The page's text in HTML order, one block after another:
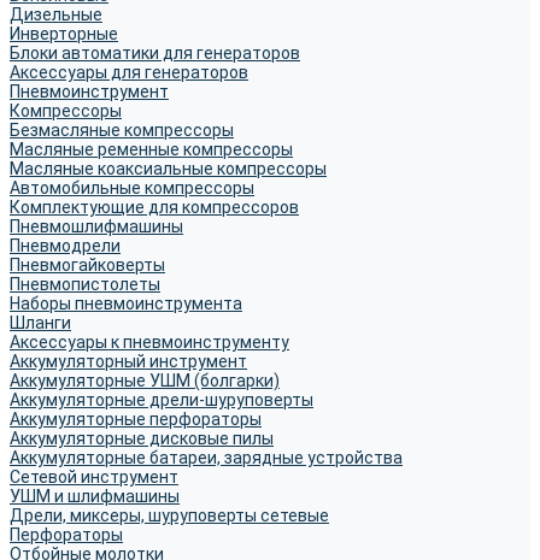
Дизельные
Инверторные
Блоки автоматики для генераторов
Аксессуары для генераторов
Пневмоинструмент
Компрессоры
Безмасляные компрессоры
Масляные ременные компрессоры
Масляные коаксиальные компрессоры
Автомобильные компрессоры
Комплектующие для компрессоров
Пневмошлифмашины
Пневмодрели
Пневмогайковерты
Пневмопистолеты
Наборы пневмоинструмента
Шланги
Аксессуары к пневмоинструменту
Аккумуляторный инструмент
Аккумуляторные УШМ (болгарки)
Аккумуляторные дрели-шуруповерты
Аккумуляторные перфораторы
Аккумуляторные дисковые пилы
Аккумуляторные батареи, зарядные устройства
Сетевой инструмент
УШМ и шлифмашины
Дрели, миксеры, шуруповерты сетевые
Перфораторы
Отбойные молотки